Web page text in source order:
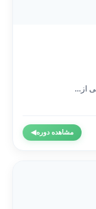
مشاهده دوره◀